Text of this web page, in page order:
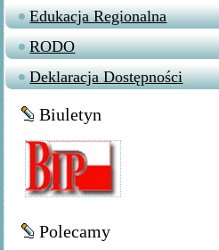
Edukacja Regionalna
RODO
Deklaracja Dostępności
Biuletyn
Polecamy